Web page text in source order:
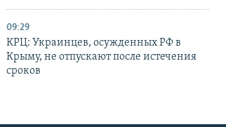
09:29
КРЦ: Украинцев, осужденных РФ в
Крыму, не отпускают после истечения
сроков